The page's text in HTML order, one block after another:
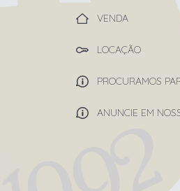
VENDA
LOCAÇÃO
PROCURAMOS
ANUNCIE EM